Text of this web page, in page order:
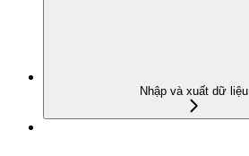
Nhập và xuất dữ liệu